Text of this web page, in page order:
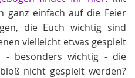
ganz einfach auf die Feier
die Euch wichtig sind
vielleicht etwas gespielt
- besonders wichtig - die
nicht gespielt werden?